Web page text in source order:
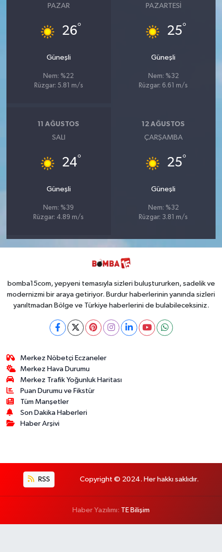
PAZAR
26°
Güneşli
Nem: %22
Rüzgar: 5.81 m/s
PAZARTESI
25°
Güneşli
Nem: %32
Rüzgar: 6.61 m/s
11 AĞUSTOS
SALI
24°
Güneşli
Nem: %39
Rüzgar: 4.89 m/s
12 AĞUSTOS
ÇARŞAMBA
25°
Güneşli
Nem: %32
Rüzgar: 3.81 m/s
bomba15com, yepyeni temasıyla sizleri buluştururken, sadelik ve
modernizmi bir araya getiriyor. Burdur haberlerinin yanında sizleri
yanıltmadan Bölge ve Türkiye haberlerini de bulabileceksiniz.
Merkez Nöbetçi Eczaneler
Merkez Hava Durumu
Merkez Trafik Yoğunluk Haritası
Puan Durumu ve Fikstür
Tüm Manşetler
Son Dakika Haberleri
Haber Arşivi
RSS Copyright © 2024. Her hakkı saklıdır.
Haber Yazılımı: TE Bilişim